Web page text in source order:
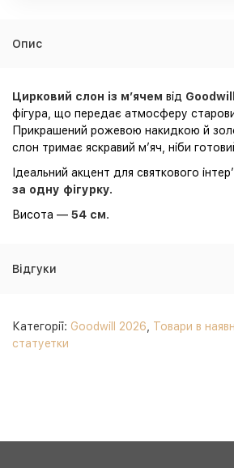
Опис
Цирковий слон із м’ячем від Goodwill
фігура, що передає атмосферу
Прикрашений рожевою накидкою й
слон тримає яскравий м’яч, ніби
Ідеальний акцент для святкового
за одну фігурку.
Висота — 54 см.
Відгуки
Категорії: Goodwill 2026 Товари в
статуетки